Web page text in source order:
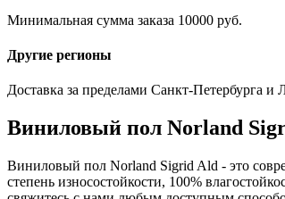
Минимальная сумма заказа 10000 руб.
Другие регионы
Доставка за пределами Санкт-Петербурга и
Виниловый пол Norland
Виниловый пол Norland Sigrid Ald - это
степень износостойкости, 100%